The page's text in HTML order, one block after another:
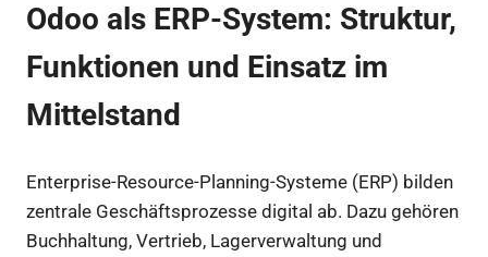
Odoo als ERP-System: Struktur,
Funktionen und Einsatz im
Mittelstand
Enterprise-Resource-Planning-Systeme (ERP) bilden
zentrale Geschäftsprozesse digital ab. Dazu gehören
Buchhaltung, Vertrieb, Lagerverwaltung und